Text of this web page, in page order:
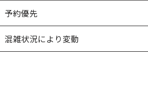
予約優先
混雑状況により変動